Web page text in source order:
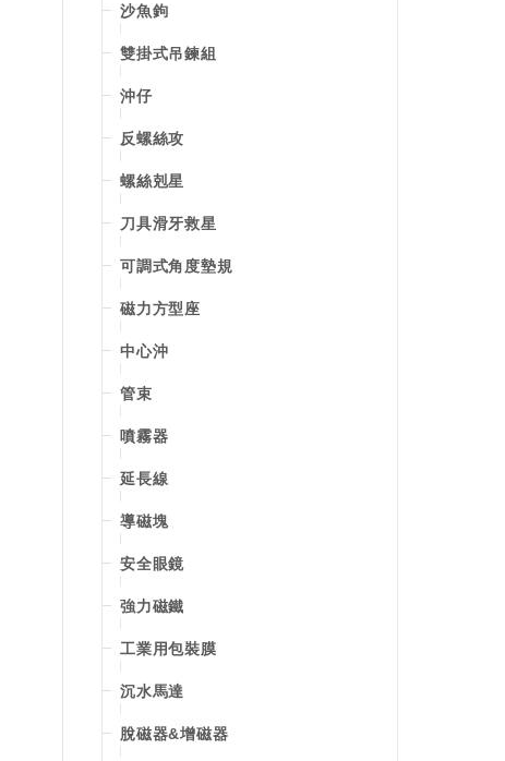
沙魚鉤
雙掛式吊鍊組
沖仔
反螺絲攻
螺絲剋星
刀具滑牙救星
可調式角度墊規
磁力方型座
中心沖
管束
噴霧器
延長線
導磁塊
安全眼鏡
強力磁鐵
工業用包裝膜
沉水馬達
脫磁器&增磁器